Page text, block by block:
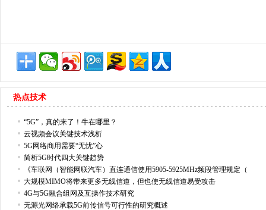
热点技术
“5G”，真的来了！牛在哪里？
云视频会议关键技术浅析
5G网络商用需要“无忧”心
简析5G时代四大关键趋势
《车联网（智能网联汽车）直连通信使用5905-5925MHz频段管理规定（
大规模MIMO将带来更多无线信道，但也使无线信道易受攻击
4G与5G融合组网及互操作技术研究
无源光网络承载5G前传信号可行性的研究概述